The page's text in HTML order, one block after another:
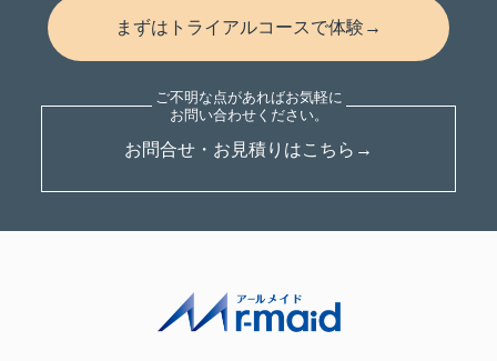
まずはトライアルコースで体験→
お問合せ・お見積りはこちら→